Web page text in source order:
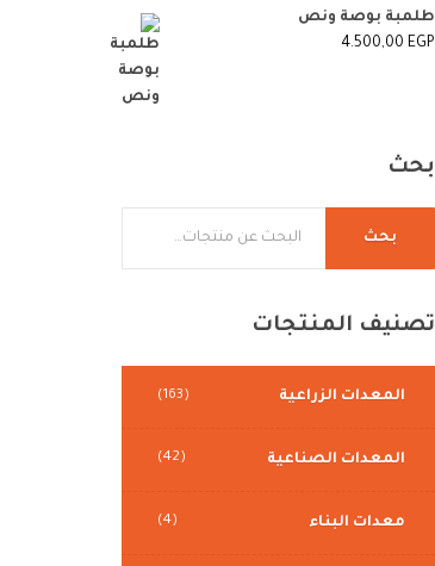
طلمبة بوصة ونص
4.500,00 EGP
بحث
بحث
تصنيف المنتجات
المعدات الزراعية (163)
المعدات الصناعية (42)
معدات البناء (4)